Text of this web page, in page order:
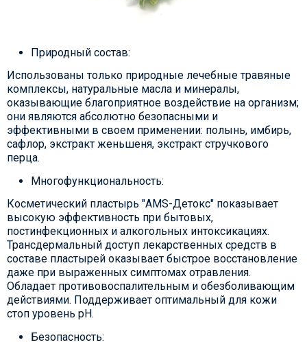
Природный состав:
Использованы только природные лечебные травяные
комплексы, натуральные масла и минералы,
оказывающие благоприятное воздействие на организм;
они являются абсолютно безопасными и
эффективными в своем применении: полынь, имбирь,
сафлор, экстракт женьшеня, экстракт стручкового
перца.
Многофункциональность:
Косметический пластырь "AMS-Детокс" показывает
высокую эффективность при бытовых,
постинфекционных и алкогольных интоксикациях.
Трансдермальный доступ лекарственных средств в
составе пластырей оказывает быстрое восстановление
даже при выраженных симптомах отравления.
Обладает противовоспалительным и обезболивающим
действиями. Поддерживает оптимальный для кожи
стоп уровень pH.
Безопасность: